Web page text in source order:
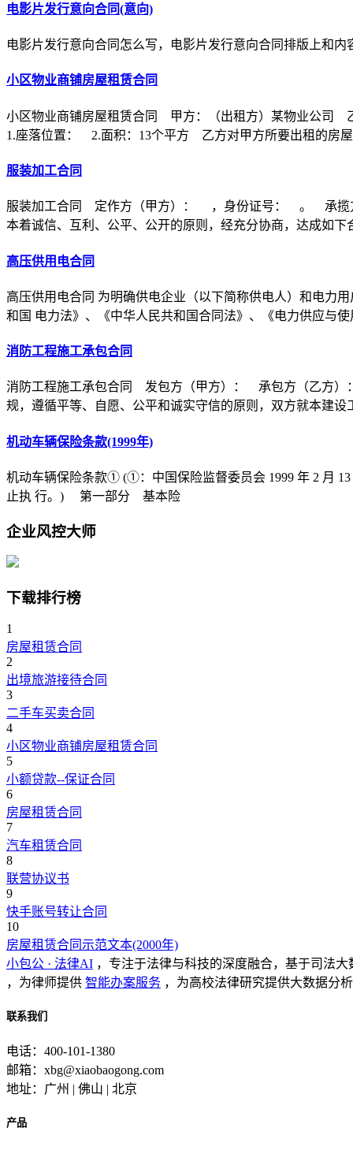
电影片发行意向合同(意向)
电影片发行意向合同怎么写，电影片发行意向合同排版上和
小区物业商铺房屋租赁合同
小区物业商铺房屋租赁合同 甲方：（出租方）某物业公司
1.座落位置： 2.面积：13个平方 乙方对甲方所要出租的房
服装加工合同
服装加工合同 定作方（甲方）： ，身份证号： 。 承揽
本着诚信、互利、公平、公开的原则，经充分协商，达成如下
高压供用电合同
高压供用电合同 为明确供电企业（以下简称供电人）和电力
和国 电力法》、《中华人民共和国合同法》、《电力供应与
消防工程施工承包合同
消防工程施工承包合同 发包方（甲方）： 承包方（乙方）
规，遵循平等、自愿、公平和诚实守信的原则，双方就本建设
机动车辆保险条款(1999年)
机动车辆保险条款① (①：中国保险监督委员会 1999 年 2 月
止执 行。) 第一部分 基本险
企业风控大师
下载排行榜
1
房屋租赁合同
2
出境旅游接待合同
3
二手车买卖合同
4
小区物业商铺房屋租赁合同
5
小额贷款--保证合同
6
房屋租赁合同
7
汽车租赁合同
8
联营协议书
9
快手账号转让合同
10
房屋租赁合同示范文本(2000年)
小包公 · 法律AI ，专注于法律与科技的深度融合，基于司法
，为律师提供 智能办案服务 ，为高校法律研究提供大数据分
联系我们
电话：400-101-1380
邮箱：xbg@xiaobaogong.com
地址：广州 | 佛山 | 北京
产品